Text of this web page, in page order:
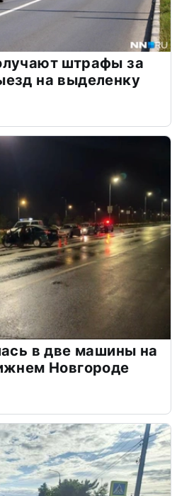
штрафы за
на выделенку
в две машины на
Новгороде